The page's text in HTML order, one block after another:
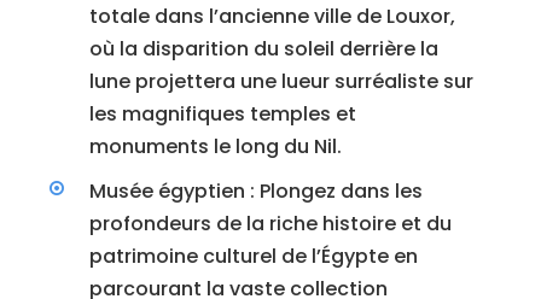
totale dans l’ancienne ville de Louxor,
où la disparition du soleil derrière la
lune projettera une lueur surréaliste sur
les magnifiques temples et
monuments le long du Nil.
Musée égyptien : Plongez dans les
profondeurs de la riche histoire et du
patrimoine culturel de l’Égypte en
parcourant la vaste collection